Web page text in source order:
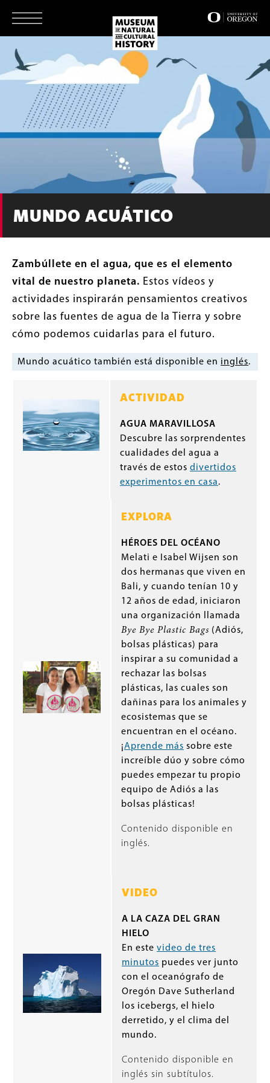
main
MUNDO ACUÁTICO
Zambúllete en el agua, que es el elemento
vital de nuestro planeta. Estos vídeos y
actividades inspirarán pensamientos creativos
sobre las fuentes de agua de la Tierra y sobre
cómo podemos cuidarlas para el futuro.
Mundo acuático también está disponible en inglés.
ACTIVIDAD
AGUA MARAVILLOSA
Descubre las sorprendentes
cualidades del agua a
través de estos divertidos
experimentos en casa.
EXPLORA
HÉROES DEL OCÉANO
Melati e Isabel Wijsen son
dos hermanas que viven en
Bali, y cuando tenían 10 y
12 años de edad, iniciaron
una organización llamada
Bye Bye Plastic Bags (Adiós,
bolsas plásticas) para
inspirar a su comunidad a
rechazar las bolsas
plásticas, las cuales son
dañinas para los animales y
ecosistemas que se
encuentran en el océano.
¡Aprende más sobre este
increíble dúo y sobre cómo
puedes empezar tu propio
equipo de Adiós a las
bolsas plásticas!
Contenido disponible en
inglés.
VIDEO
A LA CAZA DEL GRAN
HIELO
En este video de tres
minutos puedes ver junto
con el oceanógrafo de
Oregón Dave Sutherland
los icebergs, el hielo
derretido, y el clima del
mundo.
Contenido disponible en
inglés sin subtítulos.